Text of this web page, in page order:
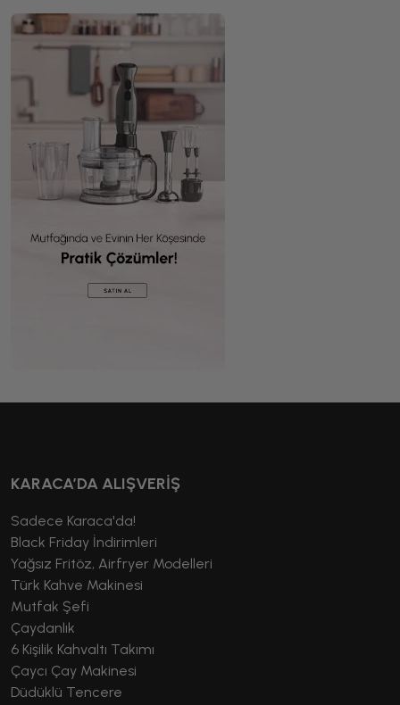
KARACA’DA ALIŞVERİŞ
Sadece Karaca'da!
Black Friday İndirimleri
Yağsız Fritöz, Airfryer Modelleri
Türk Kahve Makinesi
Mutfak Şefi
Çaydanlık
6 Kişilik Kahvaltı Takımı
Çaycı Çay Makinesi
Düdüklü Tencere